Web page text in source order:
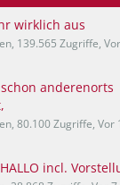
wirklich aus
139.565 Zugriffe,
anderenorts
80.100 Zugriffe, Vor
incl.